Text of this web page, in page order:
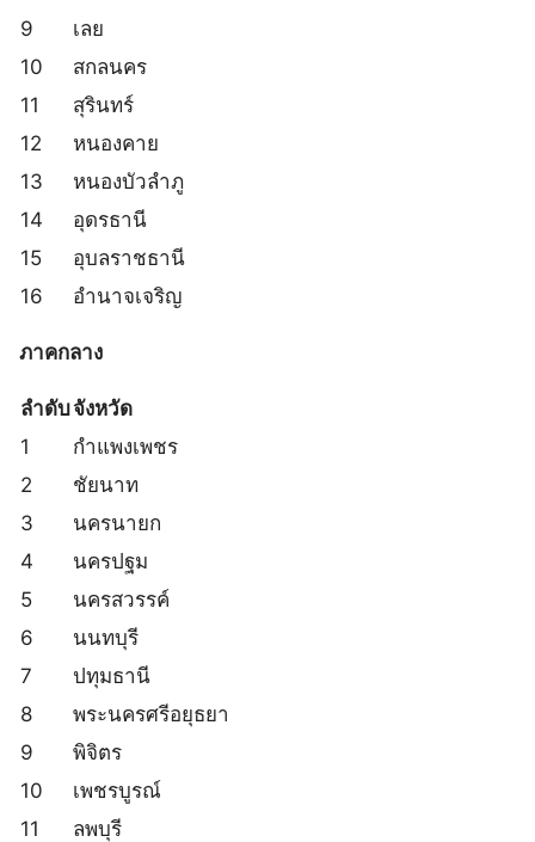
9
เลย
10
สกลนคร
11
สุรินทร์
12
หนองคาย
13
หนองบัวลำภู
14
อุดรธานี
15
อุบลราชธานี
16
อำนาจเจริญ
ภาคกลาง
ลำดับจังหวัด
1
กำแพงเพชร
2
ชัยนาท
3
นครนายก
4
นครปฐม
5
นครสวรรค์
6
นนทบุรี
7
ปทุมธานี
8
พระนครศรีอยุธยา
9
พิจิตร
10
เพชรบูรณ์
11
ลพบุรี